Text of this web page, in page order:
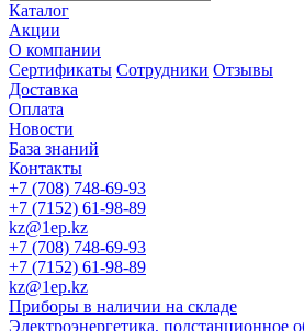
Каталог
Акции
О компании
Сертификаты Сотрудники Отзывы
Доставка
Оплата
Новости
База знаний
Контакты
+7 (708) 748-69-93
+7 (7152) 61-98-89
kz@1ep.kz
+7 (708) 748-69-93
+7 (7152) 61-98-89
kz@1ep.kz
Приборы в наличии на складе
Электроэнергетика, подстанционное